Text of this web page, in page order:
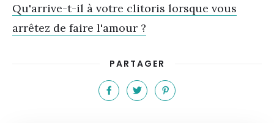
Qu'arrive-t-il à votre clitoris lorsque vous
arrêtez de faire l'amour ?
PARTAGER